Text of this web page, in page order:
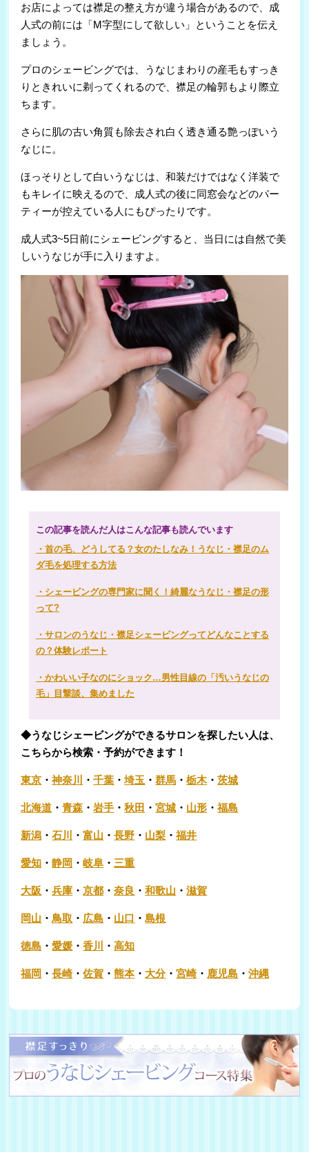
お店によっては襟足の整え方が違う場合があるので、成
人式の前には「M字型にして欲しい」ということを伝え
ましょう。
プロのシェービングでは、うなじまわりの産毛もすっき
りときれいに剃ってくれるので、襟足の輪郭もより際立
ちます。
さらに肌の古い角質も除去され白く透き通る艶っぽいう
なじに。
ほっそりとして白いうなじは、和装だけではなく洋装で
もキレイに映えるので、成人式の後に同窓会などのパー
ティーが控えている人にもぴったりです。
成人式3~5日前にシェービングすると、当日には自然で美
しいうなじが手に入りますよ。
この記事を読んだ人はこんな記事も読んでいます
・首の毛、どうしてる？女のたしなみ！うなじ・襟足のム
ダ毛を処理する方法
・シェービングの専門家に聞く！綺麗なうなじ・襟足の形
って?
・サロンのうなじ・襟足シェービングってどんなことする
の？体験レポート
・かわいい子なのにショック…男性目線の「汚いうなじの
毛」目撃談、集めました
◆うなじシェービングができるサロンを探したい人は、
こちらから検索・予約ができます！
東京 ・神奈川 ・千葉 ・埼玉 ・群馬 ・栃木・茨城
北海道 ・青森 ・岩手 ・秋田 ・宮城 ・ 山形 ・福島
新潟 ・石川 ・富山 ・長野 ・ 山梨 ・福井
愛知 ・静岡 ・岐阜 ・ 三重
大阪 ・兵庫 ・京都 ・奈良 ・和歌山 ・滋賀
岡山 ・鳥取 ・ 広島 ・ 山口 ・島根
徳島 ・愛媛 ・香川 ・高知
福岡 ・長崎・佐賀 ・熊本・ 大分・宮崎・ 鹿児島 ・沖縄